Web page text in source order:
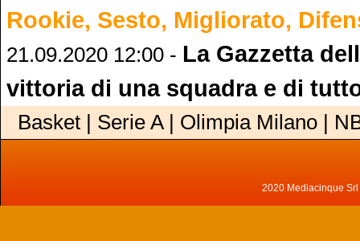
Rookie, Sesto, Migliorato,
21.09.2020 12:00 - La Gazzetta
vittoria di una squadra e di
Basket | Serie A | Olimpia Milano |
2020 Mediacinque Srl